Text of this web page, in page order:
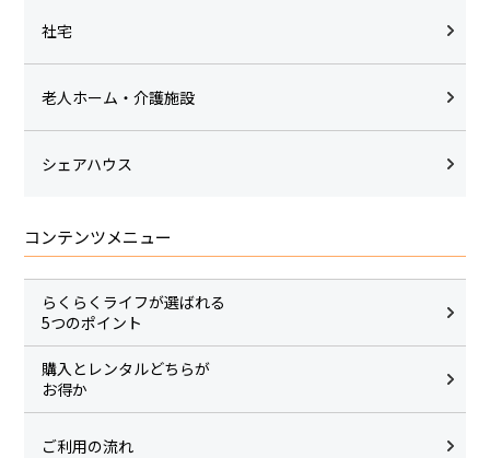
社宅
老人ホーム・介護施設
シェアハウス
コンテンツメニュー
らくらくライフが選ばれる
5つのポイント
購入とレンタルどちらが
お得か
ご利用の流れ